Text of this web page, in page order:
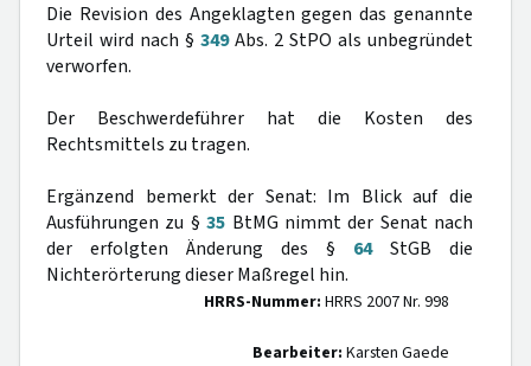
Die Revision des Angeklagten gegen das genannte
Urteil wird nach § 349Abs. 2 StPO als unbegründet
verworfen.
Der Beschwerdeführer hat die Kosten des
Rechtsmittels zu tragen.
Ergänzend bemerkt der Senat: Im Blick auf die
Ausführungen zu §35 BtMG nimmt der Senat nach
der erfolgten Änderung des § 64StGB die
Nichterörterung dieser Maßregel hin.
HRRS-Nummer: HRRS 2007 Nr. 998
Bearbeiter: Karsten Gaede